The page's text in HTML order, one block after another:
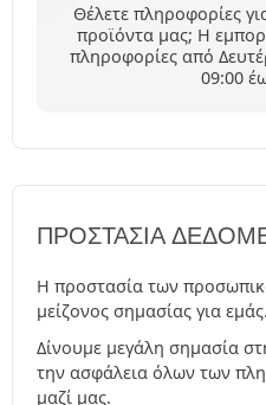
Θέλετε πληροφορίες
προϊόντα μας; Η
πληροφορίες από
09:00
ΠΡΟΣΤΑΣΊΑ
Η προστασία των
μείζονος σημασίας για εμάς.
Δίνουμε μεγάλη σημασία
την ασφάλεια όλων των
μαζί μας.